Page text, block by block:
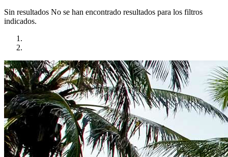
Sin resultados No se han encontrado resultados para los filtros
indicados.